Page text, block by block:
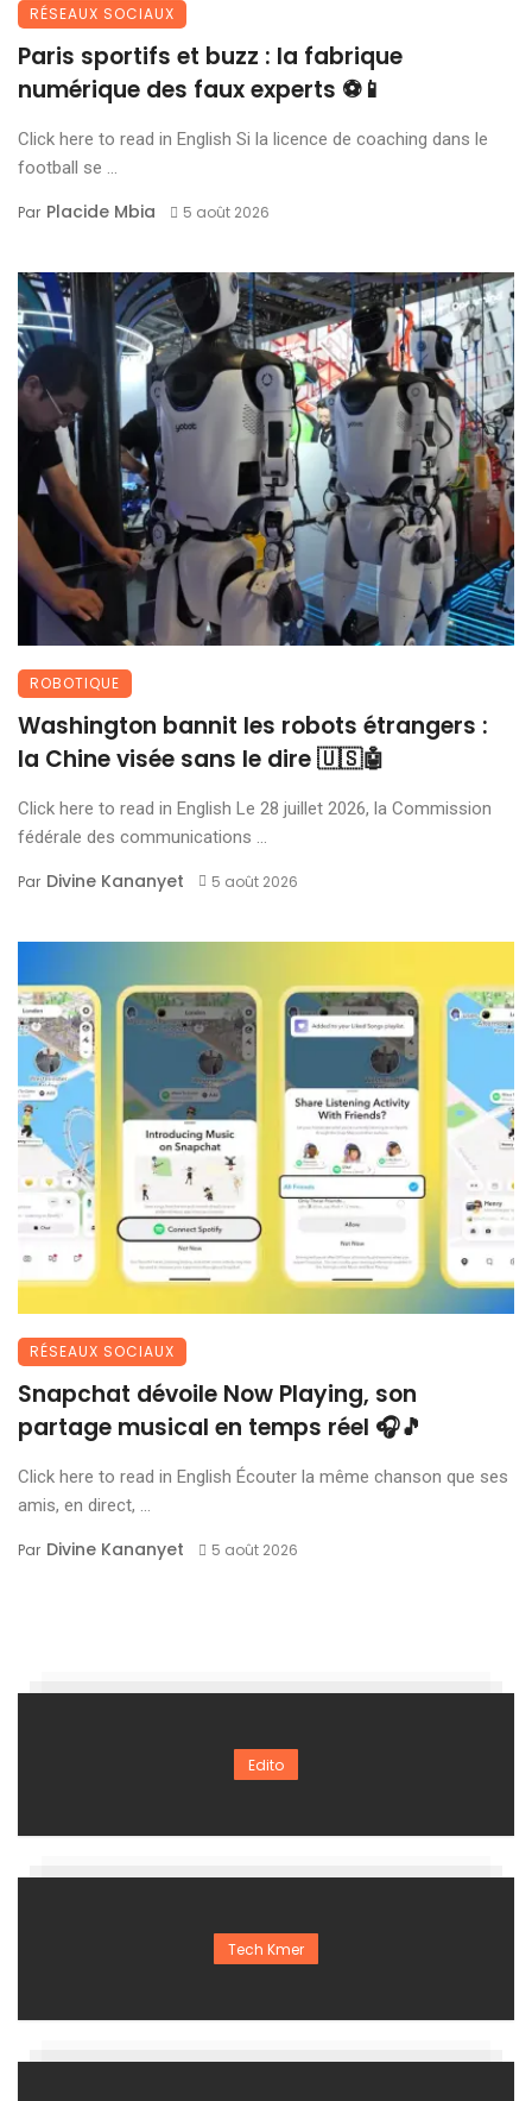
RÉSEAUX SOCIAUX
Paris sportifs et buzz : la fabrique
numérique des faux experts ⚽📱
Click here to read in English Si la licence de coaching dans le
football se ...
Par Placide Mbia 5 août 2026
ROBOTIQUE
Washington bannit les robots étrangers :
la Chine visée sans le dire 🇺🇸🤖
Click here to read in English Le 28 juillet 2026, la Commission
fédérale des communications ...
Par Divine Kananyet 5 août 2026
RÉSEAUX SOCIAUX
Snapchat dévoile Now Playing, son
partage musical en temps réel 🎧🎵
Click here to read in English Écouter la même chanson que ses
amis, en direct, ...
Par Divine Kananyet 5 août 2026
Edito
Tech Kmer